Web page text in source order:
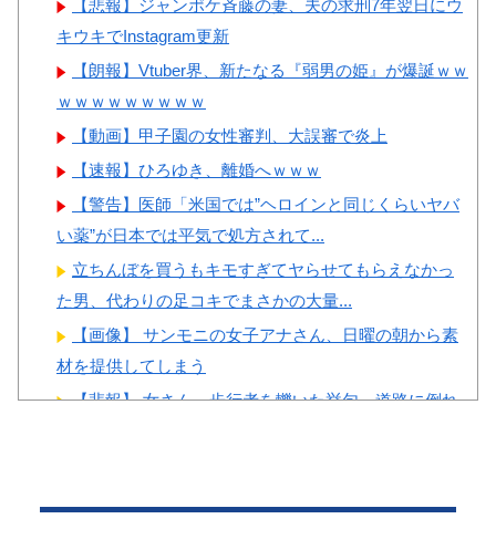
女ｗｗｗ
Powered by livedoor 相互RSS
い・・・」
復元図と建築技術の高さに韓国
に言葉を失う‥」
韓国人「日本の某全国チェー
ン店の商品写真が話題になって
いる理由がこちら…」→「羨ま
しい…（ﾌﾞﾙﾌﾞﾙ」＝韓国の反
応
韓国人「手術中に震度6強の
ッフたちの姿をご覧ください」
なく韓国の医療関係者も同じよ
【悲報】ジャンポケ斉藤の妻、夫の求刑7年翌日にウ
キウキでInstagram更新
【朗報】Vtuber界、新たなる『弱男の姫』が爆誕ｗｗ
ｗｗｗｗｗｗｗｗｗ
【動画】甲子園の女性審判、大誤審で炎上
【速報】ひろゆき、離婚へｗｗｗ
【警告】医師「米国では”ヘロインと同じくらいヤバ
い薬”が日本では平気で処方されて...
立ちんぼを買うもキモすぎてヤらせてもらえなかっ
た男、代わりの足コキでまさかの大量...
【画像】 サンモニの女子アナさん、日曜の朝から素
材を提供してしまう
【悲報】 女さん、歩行者を轢いた挙句、道路に倒れ